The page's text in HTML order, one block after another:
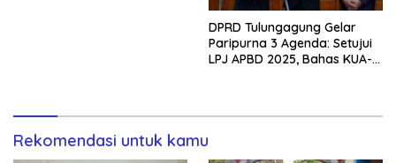
DPRD Tulungagung Gelar
Paripurna 3 Agenda: Setujui
LPJ APBD 2025, Bahas KUA-
Rekomendasi untuk kamu